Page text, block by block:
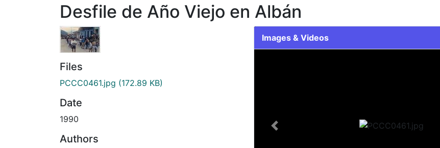
Desfile de Año Viejo en Albán
Files
PCCC0461.jpg (172.89 KB)
Date
1990
Authors
Images & Videos
Previous